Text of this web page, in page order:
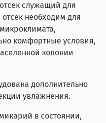
служащий для
необходим для
комфортные условия,
колонии
дополнительно
увлажнения.
в состоянии,